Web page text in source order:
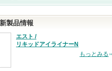
製品情報
エスト /
リキッドアイライナーN
もっとみる